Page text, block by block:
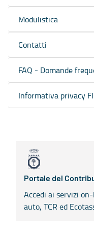
Modulistica
Contatti
FAQ - Domande
Informativa privacy
Portale del
Accedi ai servizi
auto, TCR ed